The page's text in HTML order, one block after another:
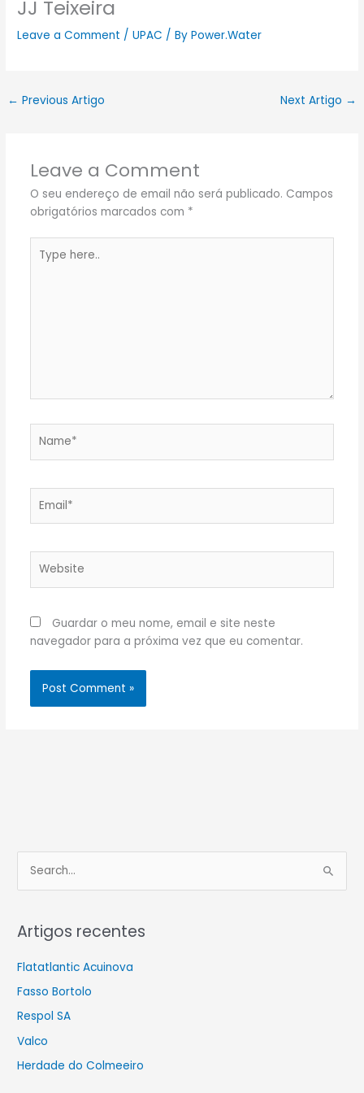
JJ Teixeira
Leave a Comment /UPAC / ByPower.Water
← Previous Artigo Next Artigo →
Leave a Comment
O seu endereço de email não será publicado. Campos
obrigatórios marcados com *
here..
Guardar o meu nome, email e site neste
navegador para a próxima vez que eu comentar.
e
r
c
r
:
Artigos recentes
Flatatlantic Acuinova
Fasso Bortolo
Respol SA
Valco
Herdade do Colmeeiro